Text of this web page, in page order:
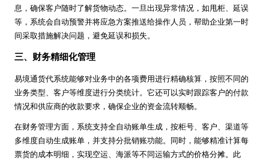
息，确保客户随时了解货物动态。一旦出现异常情况，如甩柜、延误
等，系统会自动预警并将应急方案推送给操作人员，帮助企业第一时
间采取措施解决问题，避免延误和损失。
三、财务精细化管理
易境通货代系统能够对业务中的各项费用进行精确核算，按照不同的
业务类型、客户等维度进行分类统计。它还可以实时跟踪客户的付款
情况和供应商的收款要求，确保企业的资金流转顺畅。
在财务管理方面，系统支持全自动账单生成，按柜号、客户、渠道等
多维度自动生成账单，并支持分批销账功能。同时，能够精准计算每
票货的成本明细，实现空运、海派等不同运输方式的价格分摊。此